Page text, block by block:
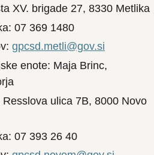
XV. brigade 27, 8330 Metlika
07 369 1480
gpcsd.metli@gov.si
enote: Maja Brinc,
Resslova ulica 7B, 8000 Novo
07 393 26 40